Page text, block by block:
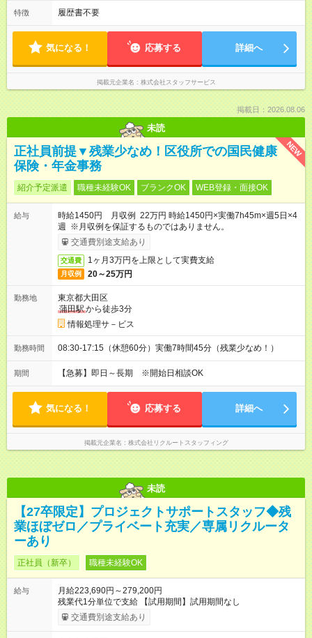
特徴 履歴書不要
気になる！ 応募する 詳細へ
掲載元企業名 株式会社スタッフサービス
掲載日：2026.08.06
未読
NEW
正社員前提▼残業少なめ！区役所での国民健康
保険・年金事務
紹介予定派遣 職種未経験OK ブランクOK WEB登録・面接OK
給与
時給1450円 月収例 22万円 時給1450円×実働7h45m×週5日×4
週 ※月収例を保証するものではありません。
交通費別途支給あり
交通費 1ヶ月3万円を上限として実費支給
月収例 20～25万円
勤務地
東京都大田区
蒲田駅から徒歩3分
情報処理サ－ビス
勤務時間 08:30-17:15（休憩60分）実働7時間45分（残業少なめ！）
期間 【急募】即日～長期 ※開始日相談OK
気になる！ 応募する 詳細へ
掲載元企業名 株式会社リクルートスタッフィング
未読
【27卒限定】プロジェクトサポートスタッフ◆残
業ほぼゼロ／プライベート充実／専属リクルータ
ーあり
正社員（新卒） 職種未経験OK
給与
月給223,690円～279,200円
残業代1分単位で支給 【試用期間】試用期間なし
交通費別途支給あり